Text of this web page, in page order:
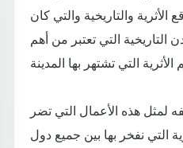
الأثرية والتاريخية والتي كان
التاريخية التي تعتبر من أهم
لمثل هذه الأعمال التي تضر
التي نفخر بها بين جميع دول